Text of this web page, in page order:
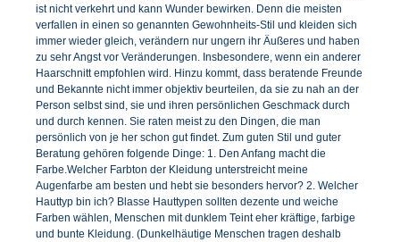
ist nicht verkehrt und kann Wunder bewirken. Denn die meisten
verfallen in einen so genannten Gewohnheits-Stil und kleiden sich
immer wieder gleich, verändern nur ungern ihr Äußeres und haben
zu sehr Angst vor Veränderungen. Insbesondere, wenn ein anderer
Haarschnitt empfohlen wird. Hinzu kommt, dass beratende Freunde
und Bekannte nicht immer objektiv beurteilen, da sie zu nah an der
Person selbst sind, sie und ihren persönlichen Geschmack durch
und durch kennen. Sie raten meist zu den Dingen, die man
persönlich von je her schon gut findet. Zum guten Stil und guter
Beratung gehören folgende Dinge: 1. Den Anfang macht die
Farbe.Welcher Farbton der Kleidung unterstreicht meine
Augenfarbe am besten und hebt sie besonders hervor? 2. Welcher
Hauttyp bin ich? Blasse Hauttypen sollten dezente und weiche
Farben wählen, Menschen mit dunklem Teint eher kräftige, farbige
und bunte Kleidung. (Dunkelhäutige Menschen tragen deshalb